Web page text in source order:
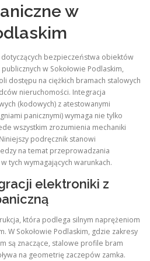
w
bezpieczeństwa obiektów
w Sokołowie Podlaskim,
dostępu na ciężkich bramach stalowych
nieruchomości. Integracja
(kodowych) z atestowanymi
panicznymi) wymaga nie tylko
wszystkim zrozumienia mechaniki
podręcznik stanowi
na temat przeprowadzania
tych wymagających warunkach.
elektroniki z
która podlega silnym naprężeniom
W Sokołowie Podlaskim, gdzie zakresy
są znaczące, stalowe profile bram
na geometrię zaczepów zamka.